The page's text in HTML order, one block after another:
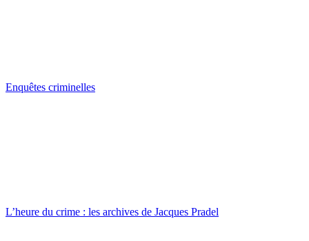
Enquêtes criminelles
L’heure du crime : les archives de Jacques Pradel